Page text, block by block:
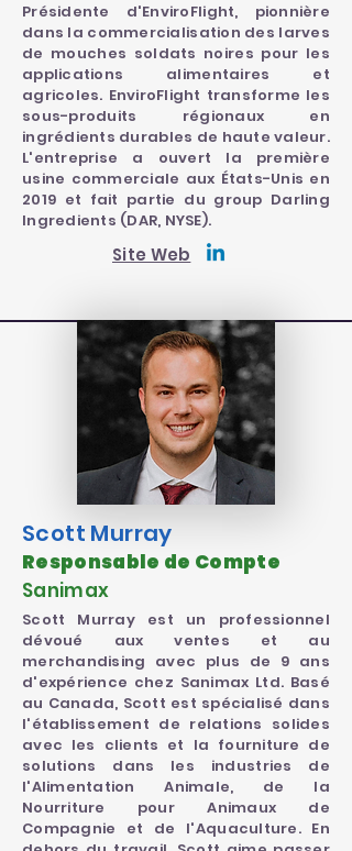
Présidente d'EnviroFlight, pionnière
dans la commercialisation des larves
de mouches soldats noires pour les
applications alimentaires et
agricoles. EnviroFlight transforme les
sous-produits régionaux en
ingrédients durables de haute valeur.
L'entreprise a ouvert la première
usine commerciale aux États-Unis en
2019 et fait partie du group Darling
Ingredients (DAR, NYSE).
Site Web
Scott Murray
Responsable de Compte
Sanimax
Scott Murray est un professionnel
dévoué aux ventes et au
merchandising avec plus de 9 ans
d'expérience chez Sanimax Ltd. Basé
au Canada, Scott est spécialisé dans
l'établissement de relations solides
avec les clients et la fourniture de
solutions dans les industries de
l'Alimentation Animale, de la
Nourriture pour Animaux de
Compagnie et de l'Aquaculture. En